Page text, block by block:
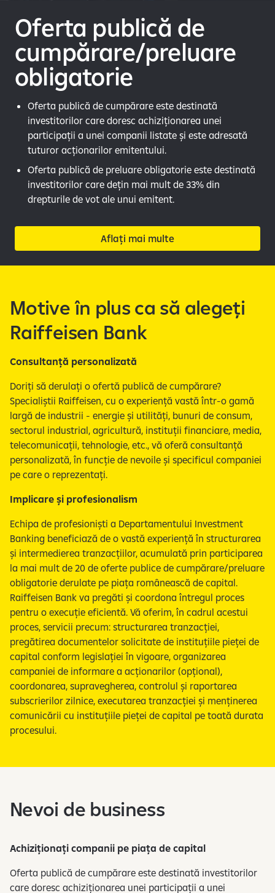
Oferta publică de
cumpărare/preluare
obligatorie
Oferta publică de cumpărare este destinată
investitorilor care doresc achiziționarea unei
participații a unei companii listate și este adresată
tuturor acționarilor emitentului.
Oferta publică de preluare obligatorie este destinată
investitorilor care dețin mai mult de 33% din
drepturile de vot ale unui emitent.
Aflați mai multe
Motive în plus ca să alegeți
Raiffeisen Bank
Consultanță personalizată
Doriți să derulați o ofertă publică de cumpărare?
Specialiștii Raiffeisen, cu o experiență vastă într-o gamă
largă de industrii - energie și utilități, bunuri de consum,
sectorul industrial, agricultură, instituții financiare, media,
telecomunicații, tehnologie, etc., vă oferă consultanță
personalizată, în funcție de nevoile și specificul companiei
pe care o reprezentați.
Implicare și profesionalism
Echipa de profesioniști a Departamentului Investment
Banking beneficiază de o vastă experiență în structurarea
și intermedierea tranzacțiilor, acumulată prin participarea
la mai mult de 20 de oferte publice de cumpărare/preluare
obligatorie derulate pe piața românească de capital.
Raiffeisen Bank va pregăti și coordona întregul proces
pentru o execuție eficientă. Vă oferim, în cadrul acestui
proces, servicii precum: structurarea tranzacției,
pregătirea documentelor solicitate de instituțiile pieței de
capital conform legislației în vigoare, organizarea
campaniei de informare a acționarilor (opțional),
coordonarea, supravegherea, controlul și raportarea
subscrierilor zilnice, executarea tranzacției și menținerea
comunicării cu instituțiile pieței de capital pe toată durata
procesului.
Nevoi de business
Achiziționați companii pe piața de capital
Oferta publică de cumpărare este destinată investitorilor
care doresc achiziționarea unei participații a unei